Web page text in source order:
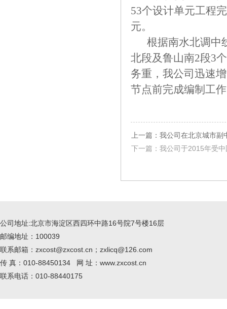
53个设计单元工程
元。
根据南水北调中
北段及鲁山南2段3
务重，我公司迅速
节点前完成编制工
上一篇：我公司在北京城市
下一篇：我公司于2015年受
公司地址:北京市海淀区西四环中路16号院7号楼16层
邮编地址：100039
联系邮箱：zxcost@zxcost.cn；zxlicq@126.com
传 真：010-88450134 网 址：www.zxcost.cn
联系电话：010-88440175